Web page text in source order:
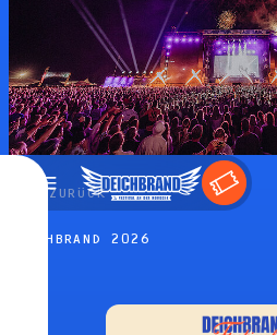
ZURÜCK
DEICHBRAND 2026